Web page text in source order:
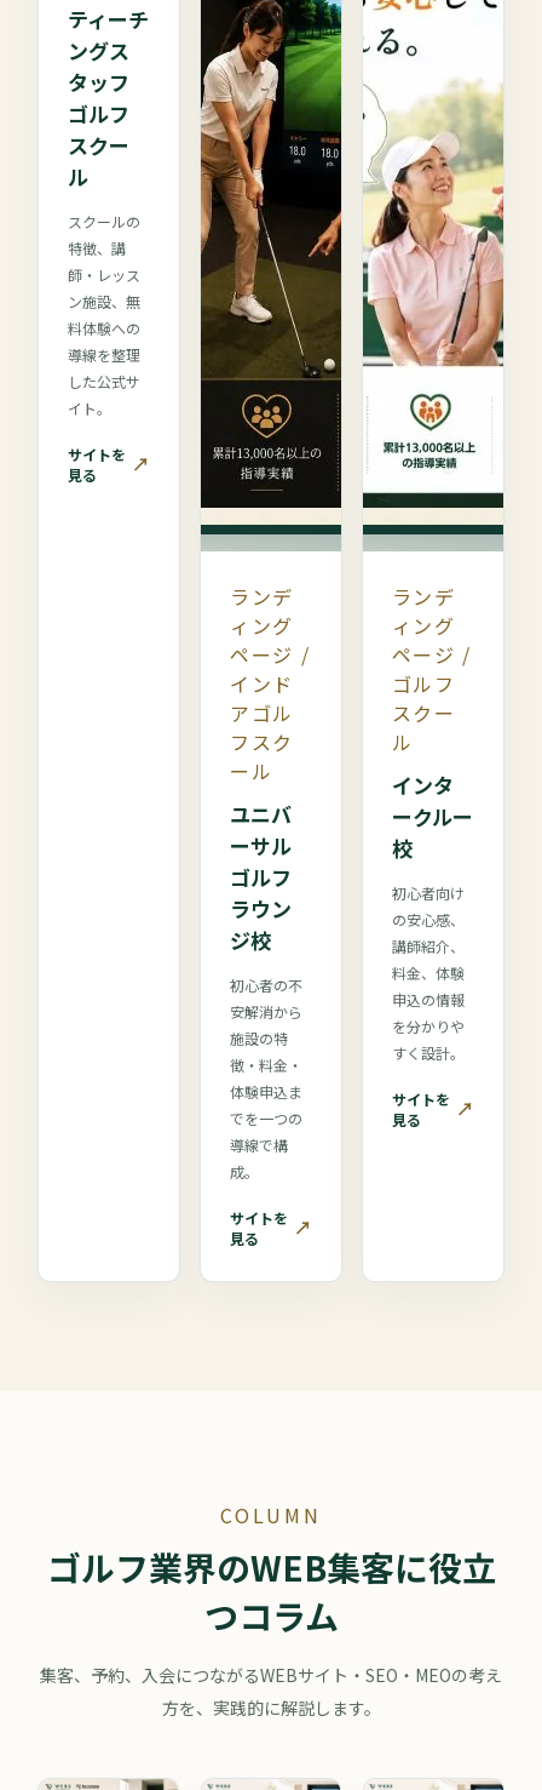
ティーチ
ングス
タッフ
ゴルフ
スクー
ル
スクールの
特徴、講
師・レッス
ン施設、無
料体験への
導線を整理
した公式サ
イト。
サイトを
見る
↗
ランデ
ィング
ページ /
インド
アゴル
フスク
ール
ユニバ
ーサル
ゴルフ
ラウン
ジ校
初心者の不
安解消から
施設の特
徴・料金・
体験申込ま
でを一つの
導線で構
成。
サイトを
見る
↗
ランデ
ィング
ページ /
ゴルフ
スクー
ル
インタ
ークルー
校
初心者向け
の安心感、
講師紹介、
料金、体験
申込の情報
を分かりや
すく設計。
サイトを
見る
↗
COLUMN
ゴルフ業界のWEB集客に役立
つコラム
集客、予約、入会につながるWEBサイト・SEO・MEOの考え
方を、実践的に解説します。